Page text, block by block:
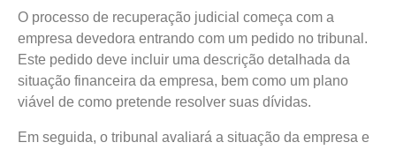
O processo de recuperação judicial começa com a
empresa devedora entrando com um pedido no tribunal.
Este pedido deve incluir uma descrição detalhada da
situação financeira da empresa, bem como um plano
viável de como pretende resolver suas dívidas.
Em seguida, o tribunal avaliará a situação da empresa e